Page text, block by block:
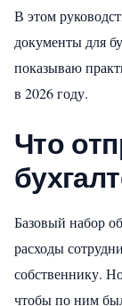
В этом
документы для
показываю
в 2026 году.
Что
Базовый набор
расходы
собственнику.
чтобы по ним